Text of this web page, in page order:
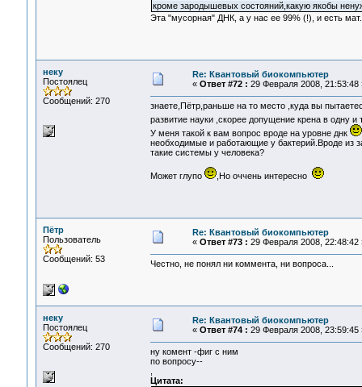
кроме зародышевых состояний,какую якобы
Эта "мусорная" ДНК, а у нас ее 99% (!), и есть
неку
Постоялец
Сообщений: 270
Re: Квантовый биокомпьютер
« Ответ #72 : 29 Февраля 2008, 21:53:48
знаете,Пётр,раньше на то место ,куда вы
развитие науки ,скорее допущение крена в одну и
У меня такой к вам вопрос вроде на уровне днк
необходимые и работающие у бактерий.Вроде из
такие системы у человека?
Может глупо ,Но оччень интересно
Пётр
Пользователь
Сообщений: 53
Re: Квантовый биокомпьютер
« Ответ #73 : 29 Февраля 2008, 22:48:42
Честно, не понял ни коммента, ни вопроса...
неку
Постоялец
Сообщений: 270
Re: Квантовый биокомпьютер
« Ответ #74 : 29 Февраля 2008, 23:59:45
ну комент -фиг с ним
по вопросу--
Цитата: